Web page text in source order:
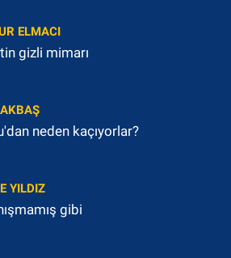
ELMACI
gizli mimarı
neden kaçıyorlar?
YILDIZ
gibi